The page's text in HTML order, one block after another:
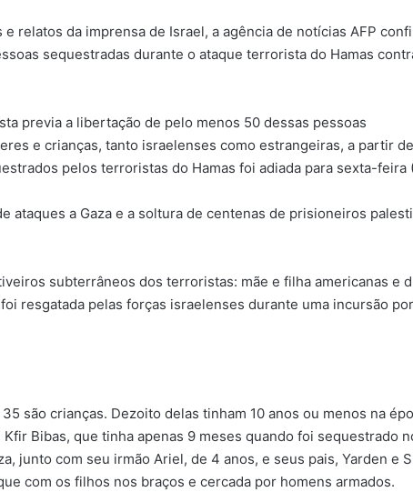
relatos da imprensa de Israel, a agência de notícias AFP
sequestradas durante o ataque terrorista do Hamas
previa a libertação de pelo menos 50 dessas pessoas
e crianças, tanto israelenses como estrangeiras, a partir
pelos terroristas do Hamas foi adiada para sexta-feira
ataques a Gaza e a soltura de centenas de prisioneiros
subterrâneos dos terroristas: mãe e filha americanas e
resgatada pelas forças israelenses durante uma incursão por
são crianças. Dezoito delas tinham 10 anos ou menos na
Bibas, que tinha apenas 9 meses quando foi sequestrado
junto com seu irmão Ariel, de 4 anos, e seus pais, Yarden e
com os filhos nos braços e cercada por homens armados.